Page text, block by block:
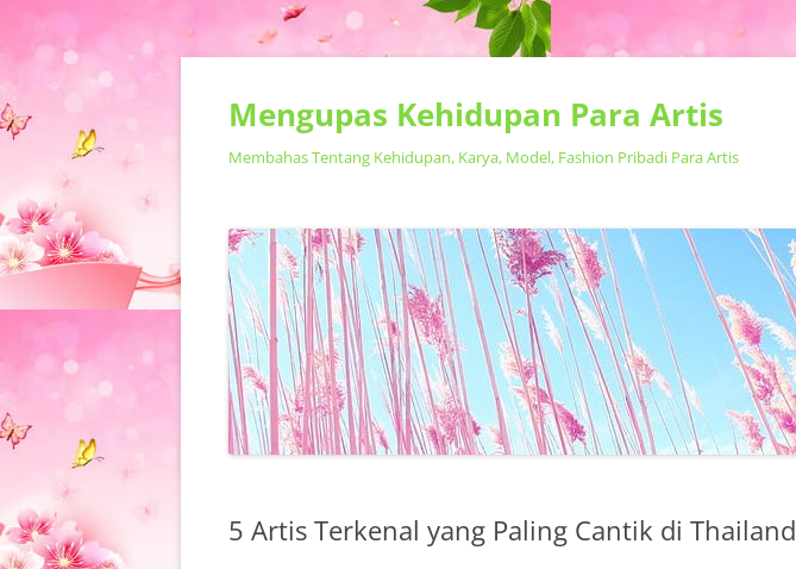
Mengupas Kehidupan Para Artis
Membahas Tentang Kehidupan, Karya, Model, Fashion Pribadi Para Artis
5 Artis Terkenal yang Paling Cantik di Thailand